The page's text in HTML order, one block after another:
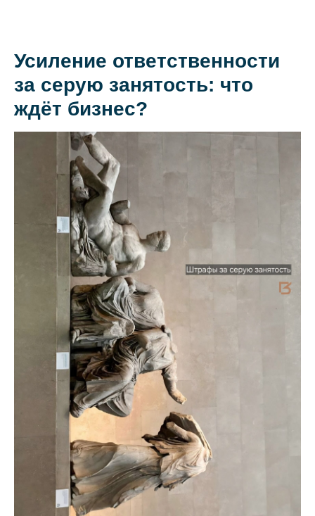
Новости
Усиление ответственности
за серую занятость: что
ждёт бизнес?